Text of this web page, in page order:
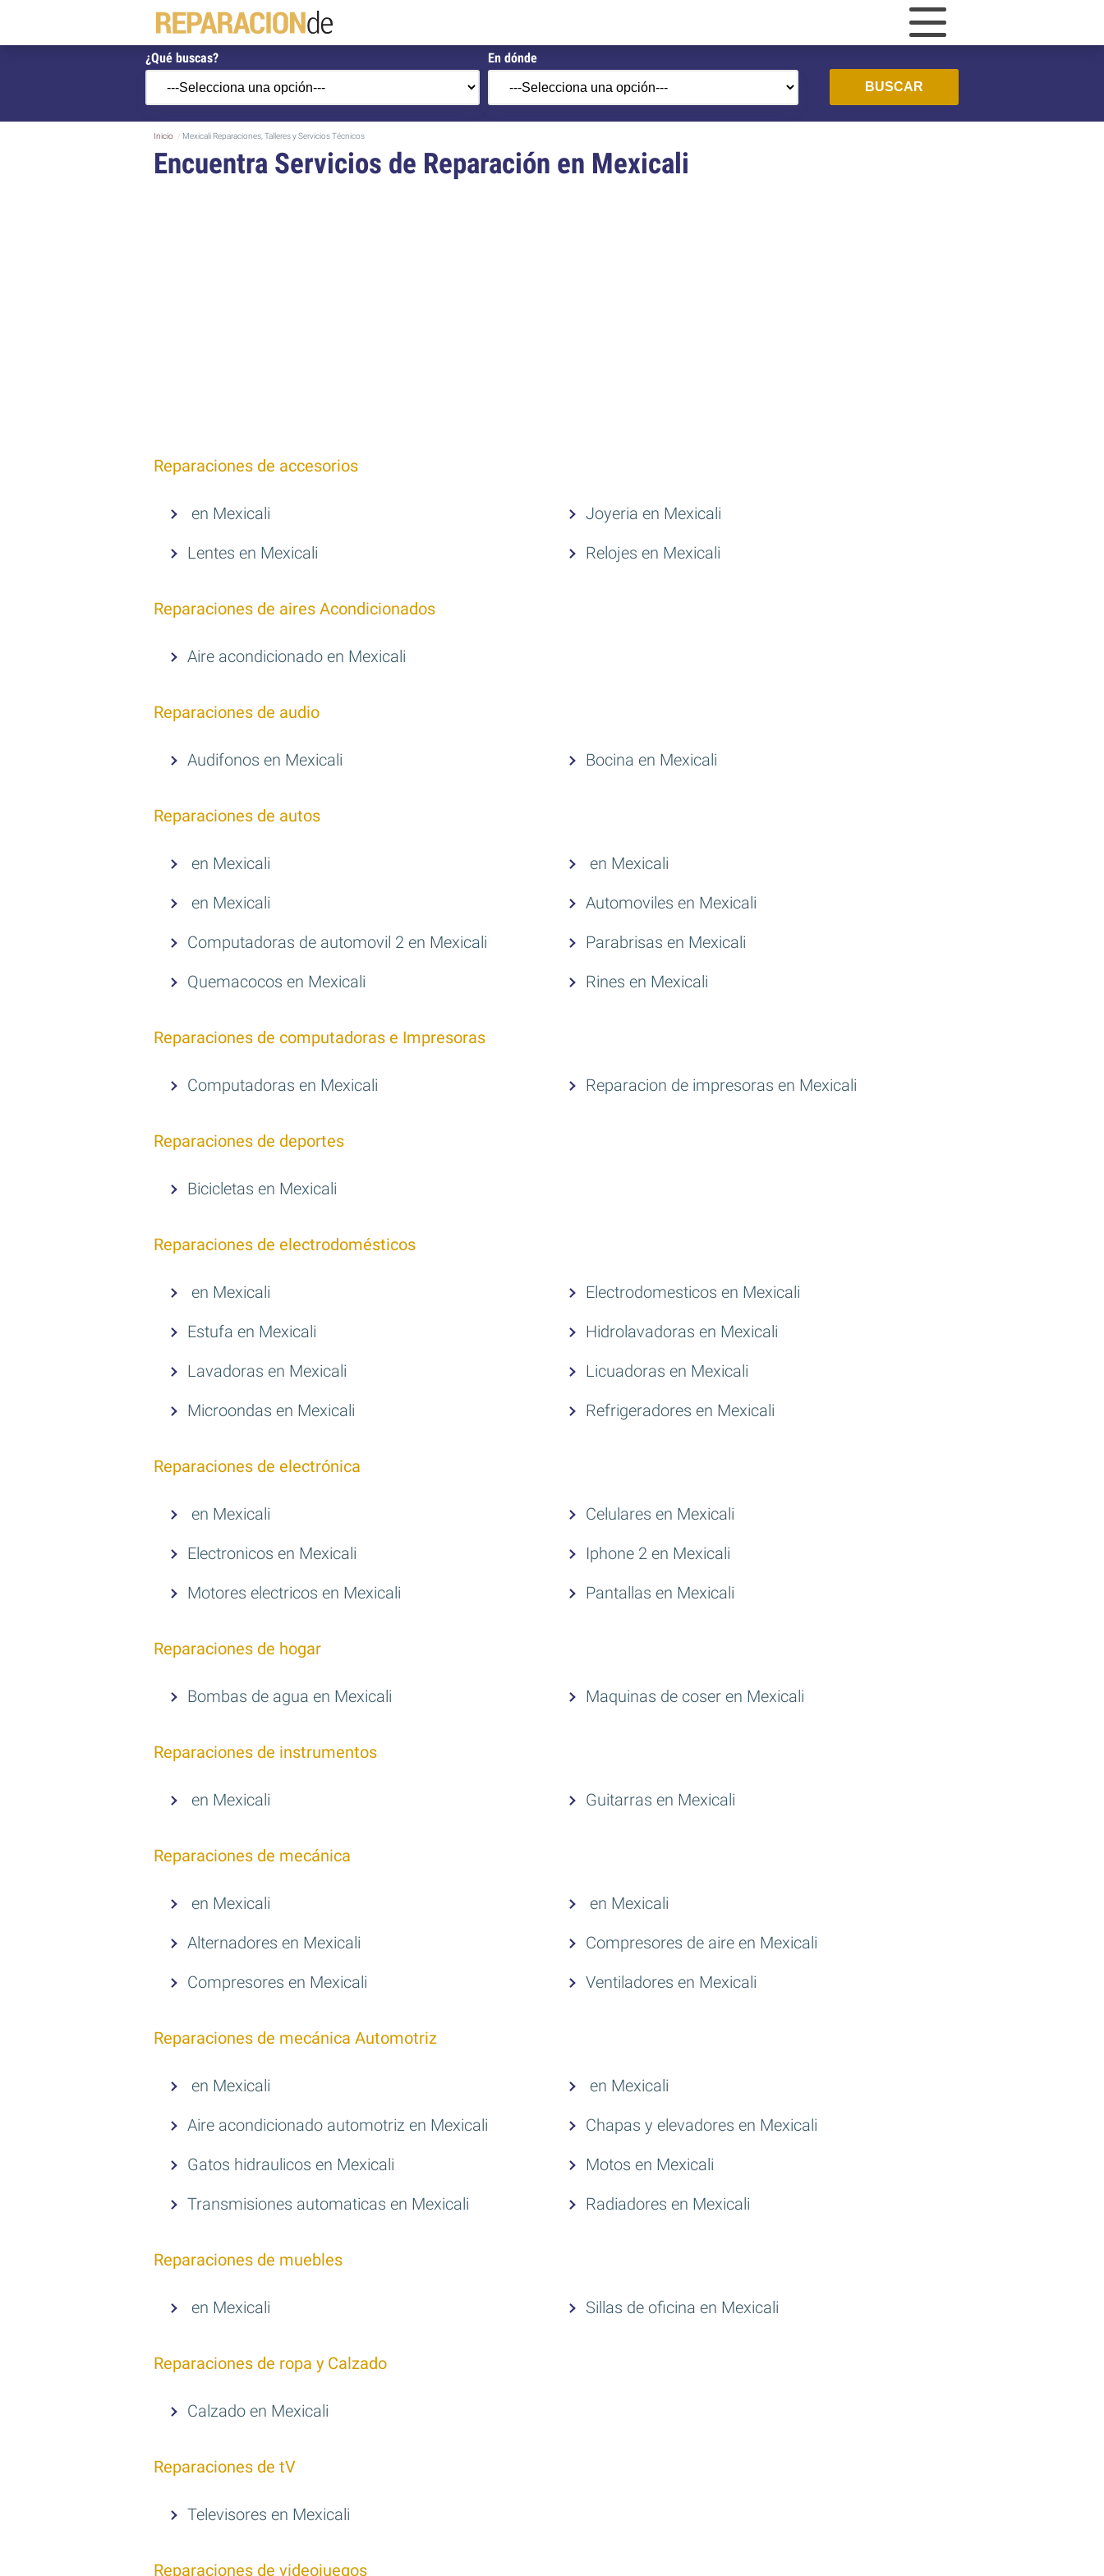
¿Qué buscas? En dónde
BUSCAR
Inicio Mexicali Reparaciones, Talleres y Servicios Técnicos
Encuentra Servicios de Reparación en Mexicali
Reparaciones de accesorios
en Mexicali
Joyeria en Mexicali
Lentes en Mexicali
Relojes en Mexicali
Reparaciones de aires Acondicionados
Aire acondicionado en Mexicali
Reparaciones de audio
Audifonos en Mexicali Bocina en Mexicali
Reparaciones de autos
en Mexicali
en Mexicali
en Mexicali
Automoviles en Mexicali
Computadoras de automovil 2 en Mexicali
Parabrisas en Mexicali
Quemacocos en Mexicali
Rines en Mexicali
Reparaciones de computadoras e Impresoras
Computadoras en Mexicali Reparacion de impresoras en Mexicali
Reparaciones de deportes
Bicicletas en Mexicali
Reparaciones de electrodomésticos
en Mexicali
Electrodomesticos en Mexicali
Estufa en Mexicali
Hidrolavadoras en Mexicali
Lavadoras en Mexicali
Licuadoras en Mexicali
Microondas en Mexicali
Refrigeradores en Mexicali
Reparaciones de electrónica
en Mexicali
Celulares en Mexicali
Electronicos en Mexicali
Iphone 2 en Mexicali
Motores electricos en Mexicali
Pantallas en Mexicali
Reparaciones de hogar
Bombas de agua en Mexicali Maquinas de coser en Mexicali
Reparaciones de instrumentos
en Mexicali Guitarras en Mexicali
Reparaciones de mecánica
en Mexicali
en Mexicali
Alternadores en Mexicali
Compresores de aire en Mexicali
Compresores en Mexicali
Ventiladores en Mexicali
Reparaciones de mecánica Automotriz
en Mexicali
en Mexicali
Aire acondicionado automotriz en Mexicali
Chapas y elevadores en Mexicali
Gatos hidraulicos en Mexicali
Motos en Mexicali
Transmisiones automaticas en Mexicali
Radiadores en Mexicali
Reparaciones de muebles
en Mexicali Sillas de oficina en Mexicali
Reparaciones de ropa y Calzado
Calzado en Mexicali
Reparaciones de tV
Televisores en Mexicali
Reparaciones de videojuegos